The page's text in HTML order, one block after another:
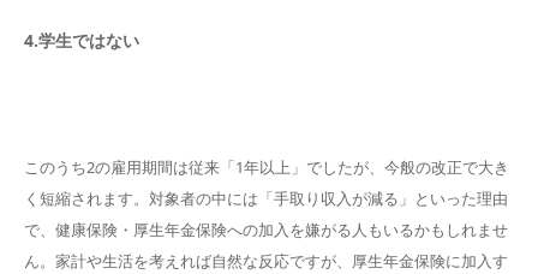
4.学生ではない
このうち2の雇用期間は従来「1年以上」でしたが、今般の改正で大き
く短縮されます。対象者の中には「手取り収入が減る」といった理由
で、健康保険・厚生年金保険への加入を嫌がる人もいるかもしれませ
ん。家計や生活を考えれば自然な反応ですが、厚生年金保険に加入す